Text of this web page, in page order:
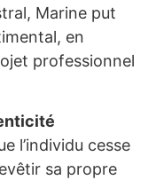
Marine put
en
professionnel
l’individu cesse
sa propre